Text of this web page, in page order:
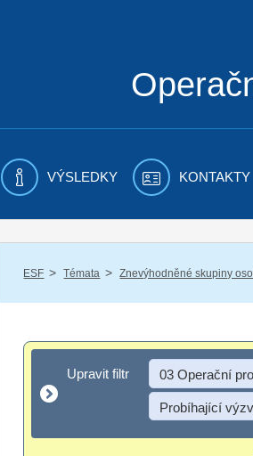
VÝSLEDKY KONTAKTY
ESF / Témata / Znevýhodněné skupiny
Upravit filtr
Upravit filtr 03 Operační
Probíhající